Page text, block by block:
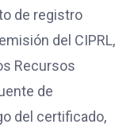
de registro
del CIPRL,
Recursos
de
del certificado,